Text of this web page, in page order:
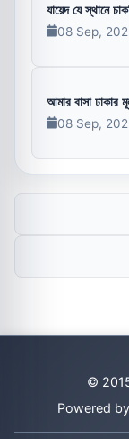
যায়েদ যে স্থানে
08 Sep,
আমার বাসা ঢাকার
08 Sep,
© 2015-
Powered by